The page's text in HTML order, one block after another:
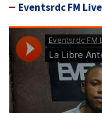
Eventsrdc FM